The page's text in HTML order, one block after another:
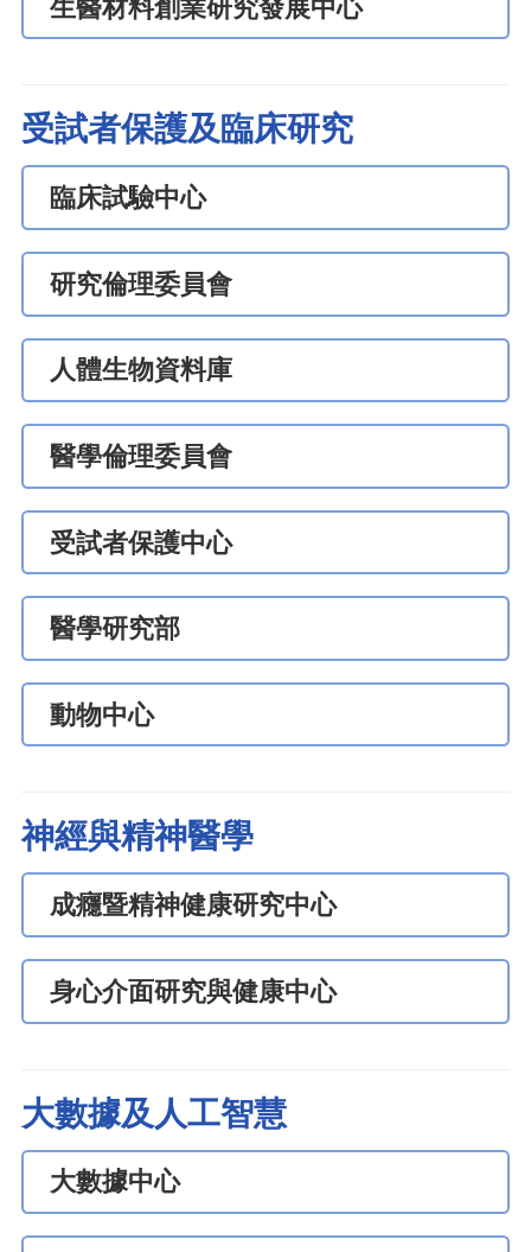
生醫材料創業研究發展中心
受試者保護及臨床研究
臨床試驗中心
研究倫理委員會
人體生物資料庫
醫學倫理委員會
受試者保護中心
醫學研究部
動物中心
神經與精神醫學
成癮暨精神健康研究中心
身心介面研究與健康中心
大數據及人工智慧
大數據中心